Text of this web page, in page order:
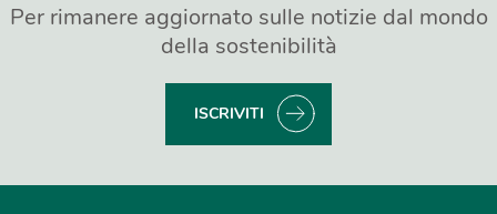
Per rimanere aggiornato sulle notizie dal mondo
della sostenibilità
ISCRIVITI